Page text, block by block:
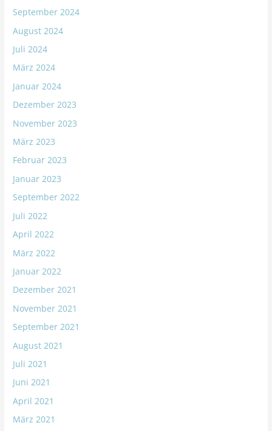
September 2024
August 2024
Juli 2024
März 2024
Januar 2024
Dezember 2023
November 2023
März 2023
Februar 2023
Januar 2023
September 2022
Juli 2022
April 2022
März 2022
Januar 2022
Dezember 2021
November 2021
September 2021
August 2021
Juli 2021
Juni 2021
April 2021
März 2021